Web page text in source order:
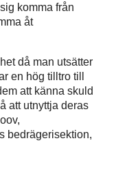
komma från
åt
då man utsätter
en hög tilltro till
att känna skuld
att utnyttja deras
bedrägerisektion,